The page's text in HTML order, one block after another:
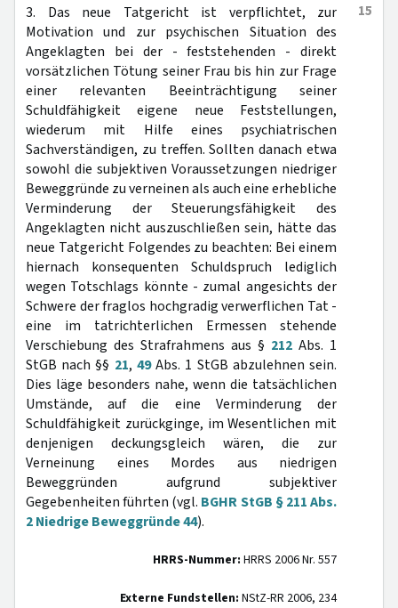
15
3. Das neue Tatgericht ist verpflichtet, zur
Motivation und zur psychischen Situation des
Angeklagten bei der - feststehenden - direkt
vorsätzlichen Tötung seiner Frau bis hin zur Frage
einer relevanten Beeinträchtigung seiner
Schuldfähigkeit eigene neue Feststellungen,
wiederum mit Hilfe eines psychiatrischen
Sachverständigen, zu treffen. Sollten danach etwa
sowohl die subjektiven Voraussetzungen niedriger
Beweggründe zu verneinen als auch eine erhebliche
Verminderung der Steuerungsfähigkeit des
Angeklagten nicht auszuschließen sein, hätte das
neue Tatgericht Folgendes zu beachten: Bei einem
hiernach konsequenten Schuldspruch lediglich
wegen Totschlags könnte - zumal angesichts der
Schwere der fraglos hochgradig verwerflichen Tat -
eine im tatrichterlichen Ermessen stehende
Verschiebung des Strafrahmens aus § 212 Abs. 1
StGB nach §§ 21, 49Abs. 1 StGB abzulehnen sein.
Dies läge besonders nahe, wenn die tatsächlichen
Umstände, auf die eine Verminderung der
Schuldfähigkeit zurückginge, im Wesentlichen mit
denjenigen deckungsgleich wären, die zur
Verneinung eines Mordes aus niedrigen
Beweggründen aufgrund subjektiver
Gegebenheiten führten (vgl. BGHR StGB § 211 Abs.
2 Niedrige Beweggründe 44).
HRRS-Nummer: HRRS 2006 Nr. 557
Externe Fundstellen: NStZ-RR 2006, 234